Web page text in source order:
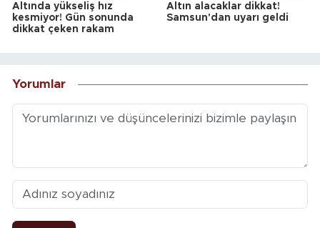
Altında yükseliş hız
kesmiyor! Gün sonunda
dikkat çeken rakam
Altın alacaklar dikkat!
Samsun'dan uyarı geldi
Yorumlar